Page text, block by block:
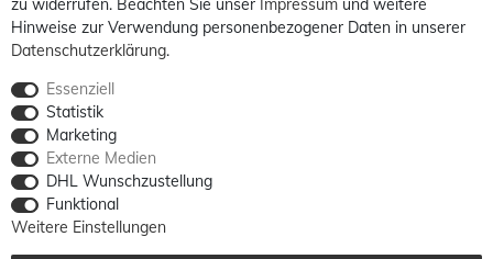
zu widerrufen. Beachten Sie unser Impressum und weitere
Hinweise zur Verwendung personenbezogener Daten in unserer
Daten­schutz­erklärung.
Essenziell
Statistik
Marketing
Externe Medien
DHL Wunschzustellung
Funktional
Weitere Einstellungen